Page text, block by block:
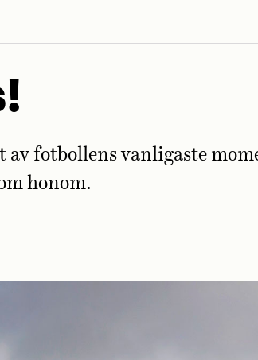
av fotbollens vanligaste
honom.